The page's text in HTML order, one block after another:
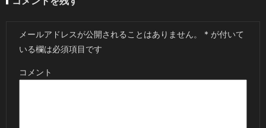
メールアドレスが公開されることはありません。 * が付いて
いる欄は必須項目です
コメント